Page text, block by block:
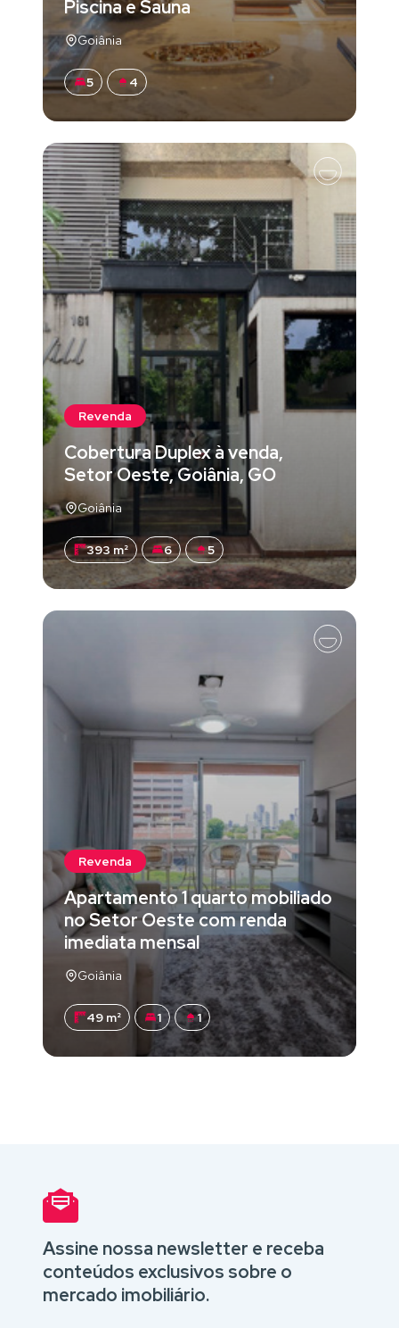
Piscina e Sauna
Goiânia
5 4
Revenda
Cobertura Duplex à venda,
Setor Oeste, Goiânia, GO
Goiânia
393 m² 6 5
Revenda
Apartamento 1 quarto mobiliado
no Setor Oeste com renda
imediata mensal
Goiânia
49 m² 1 1
Assine nossa newsletter e receba
conteúdos exclusivos sobre o
mercado imobiliário.